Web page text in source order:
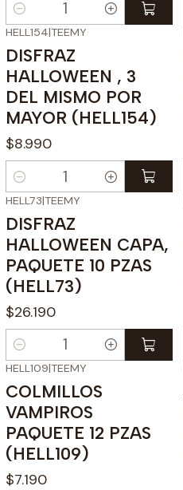
Cantidad
HELL154|TEEMY
DISFRAZ
HALLOWEEN , 3
DEL MISMO POR
MAYOR (HELL154)
$8.990
Cantidad
HELL73|TEEMY
DISFRAZ
HALLOWEEN CAPA,
PAQUETE 10 PZAS
(HELL73)
$26.190
Cantidad
HELL109|TEEMY
COLMILLOS
VAMPIROS
PAQUETE 12 PZAS
(HELL109)
$7.190